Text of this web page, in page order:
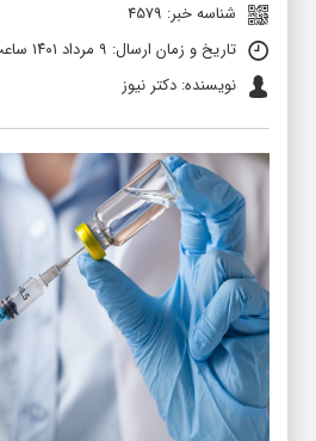
شناسه خبر: 4579
تاریخ و زمان ارسال: ۹ مرداد ۱۴۰۱ ساعت ۰۱:۱۸
نویسنده: دکتر نیوز